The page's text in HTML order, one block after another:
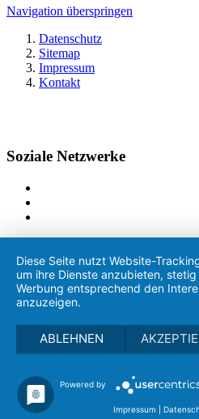
Navigation überspringen
Datenschutz
Sitemap
Impressum
Kontakt
Soziale Netzwerke
Diese Seite nutzt Website-
um ihre Dienste anzubieten,
Werbung entsprechend den
anzuzeigen.
ABLEHNEN
Powered by
Impressum